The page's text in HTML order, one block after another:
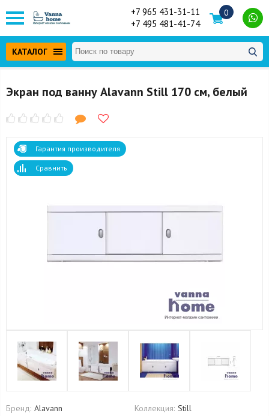
+7 965 431-31-11
+7 495 481-41-74
0
КАТАЛОГ
Экран под ванну Alavann Still 170 см, белый
Гарантия производителя
Сравнить
Бренд: Alavann Коллекция: Still